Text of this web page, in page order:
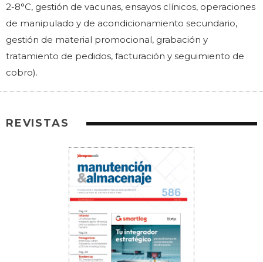
2-8°C, gestión de vacunas, ensayos clínicos, operaciones
de manipulado y de acondicionamiento secundario,
gestión de material promocional, grabación y
tratamiento de pedidos, facturación y seguimiento de
cobro).
REVISTAS